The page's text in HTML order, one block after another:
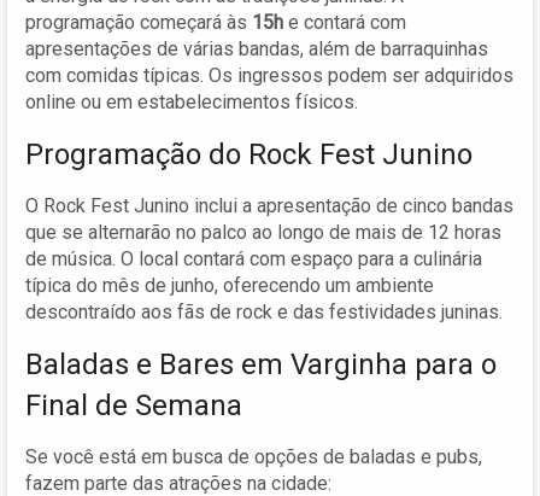
programação começará às 15h e contará com
apresentações de várias bandas, além de barraquinhas
com comidas típicas. Os ingressos podem ser adquiridos
online ou em estabelecimentos físicos.
Programação do Rock Fest Junino
O Rock Fest Junino inclui a apresentação de cinco bandas
que se alternarão no palco ao longo de mais de 12 horas
de música. O local contará com espaço para a culinária
típica do mês de junho, oferecendo um ambiente
descontraído aos fãs de rock e das festividades juninas.
Baladas e Bares em Varginha para o
Final de Semana
Se você está em busca de opções de baladas e pubs,
fazem parte das atrações na cidade: